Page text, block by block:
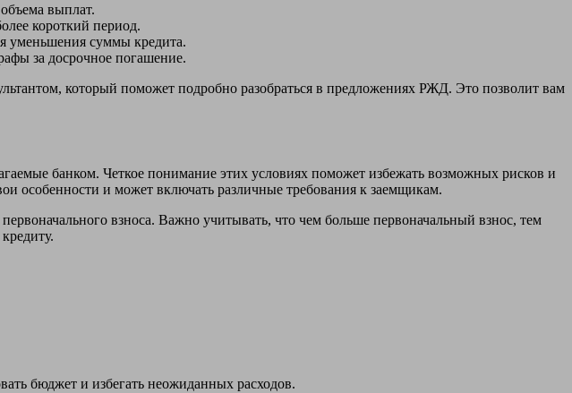
выплат.
короткий период.
уменьшения суммы кредита.
за досрочное погашение.
который поможет подробно разобраться в предложениях РЖД. Это позволит вам
банком. Четкое понимание этих условиях поможет избежать возможных рисков и
особенности и может включать различные требования к заемщикам.
взноса. Важно учитывать, что чем больше первоначальный взнос, тем
бюджет и избегать неожиданных расходов.